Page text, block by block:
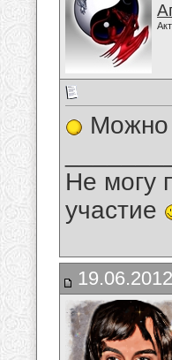
Можно
Не могу
участие